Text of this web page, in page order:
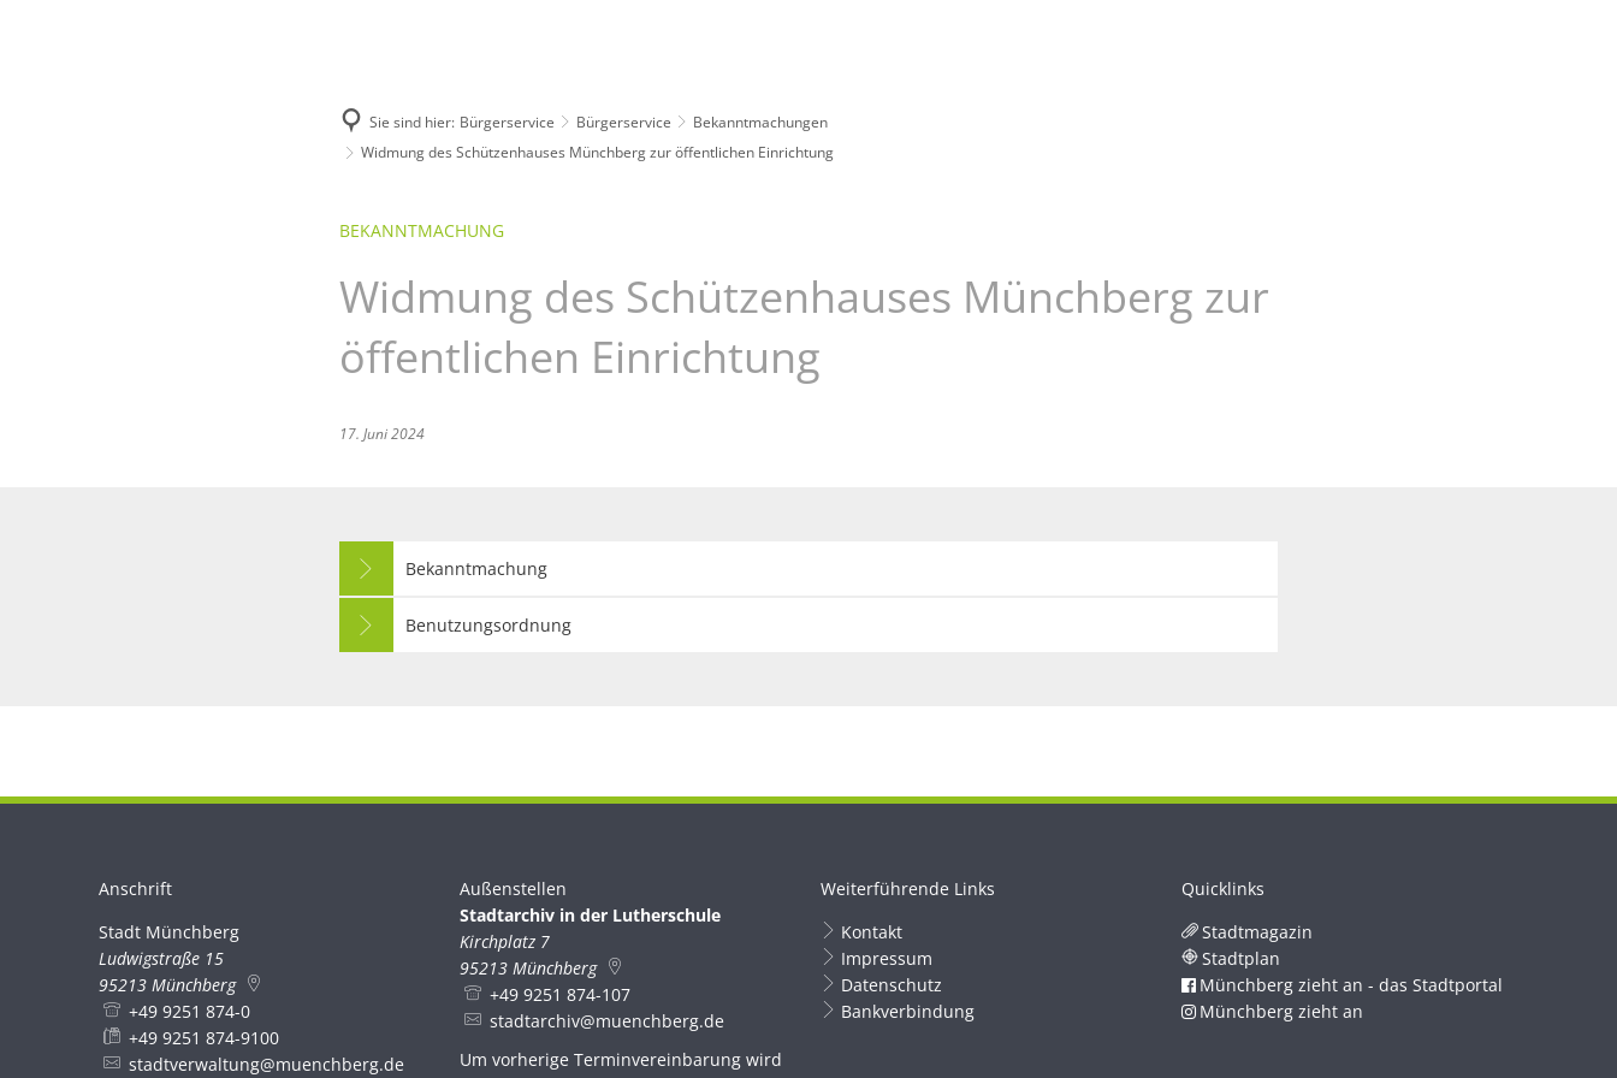
Sie sind hier: Bürgerservice Bürgerservice
Bekanntmachungen
Widmung des Schützenhauses Münchberg zur öffentlichen Einrichtung
BEKANNTMACHUNG
Widmung des Schützenhauses Münchberg zur
öffentlichen Einrichtung
17. Juni 2024
Bekanntmachung
Benutzungsordnung
Anschrift
Stadt Münchberg
Ludwigstraße 15
95213 Münchberg
+49 9251 874-0
+49 9251 874-9100
stadtverwaltung@muenchberg.de
Außenstellen
Stadtarchiv in der Lutherschule
Kirchplatz 7
95213 Münchberg
+49 9251 874-107
stadtarchiv@muenchberg.de
Um vorherige Terminvereinbarung wird
Weiterführende Links
Kontakt
Impressum
Datenschutz
Bankverbindung
Quicklinks
Stadtmagazin
Stadtplan
Münchberg zieht an - das Stadtportal
Münchberg zieht an